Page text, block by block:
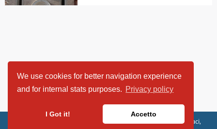
We use cookies for better navigation experience
and for internal stats purposes. Privacy policy
I Got it! Accetto
ViaggiArt - © 2013-2026 Altrama Italia SRL | Piazza Caduti di Capaci,